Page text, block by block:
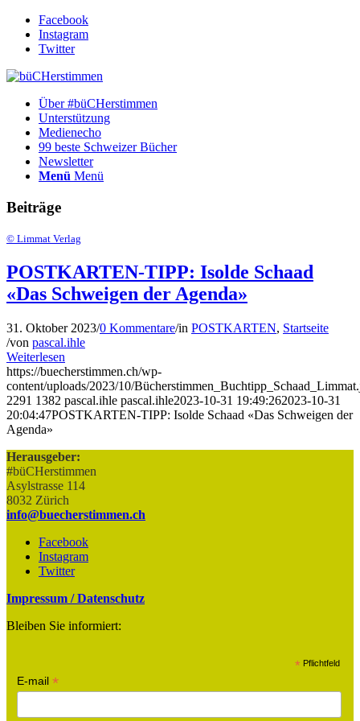
Facebook
Instagram
Twitter
Über #büCHerstimmen
Unterstützung
Medienecho
99 beste Schweizer Bücher
Newsletter
Menü Menü
Beiträge
© Limmat Verlag
POSTKARTEN-TIPP: Isolde Schaad
«Das Schweigen der Agenda»
31. Oktober 2023/0 Kommentare/in POSTKARTEN, Startseite
/von pascal.ihle
Weiterlesen
https://buecherstimmen.ch/wp-
content/uploads/2023/10/
2291 1382 pascal.ihle pascal.ihle2023-10-31 19:49:262023-10-31
20:04:47POSTKARTEN-TIPP: Isolde Schaad «Das Schweigen der
Agenda»
Herausgeber:
#büCHerstimmen
Asylstrasse 114
8032 Zürich
info@buecherstimmen.ch
Facebook
Instagram
Twitter
Impressum / Datenschutz
Bleiben Sie informiert:
* Pflichtfeld
E-mail *